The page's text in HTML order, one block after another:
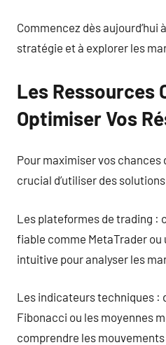
Commencez dès aujourd’hui
stratégie et à explorer les
Les Ressources
Optimiser Vos
Pour maximiser vos
crucial d’utiliser des
Les plateformes de trading :
fiable comme MetaTrader
intuitive pour analyser les
Les indicateurs techniques :
Fibonacci ou les moyennes
comprendre les